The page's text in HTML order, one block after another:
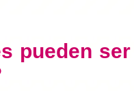
pueden